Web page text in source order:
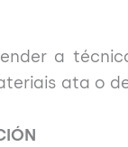
a
ata o